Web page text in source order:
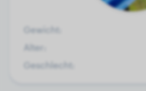
Gewicht:
Alter:
Geschlecht: